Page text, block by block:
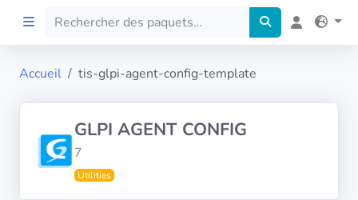
Preprod
Accueil tis-glpi-agent-config-template
GLPI AGENT CONFIG
7
Utilities